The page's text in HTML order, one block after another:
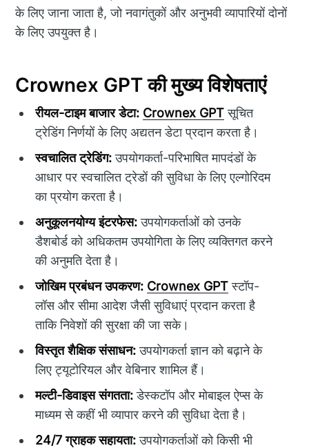
के लिए जाना जाता है, जो नवागंतुकों और अनुभवी व्यापारियों दोनों
के लिए उपयुक्त है।
Crownex GPT की मुख्य विशेषताएं
रीयल-टाइम बाजार डेटा: Crownex GPTसूचित
ट्रेडिंग निर्णयों के लिए अद्यतन डेटा प्रदान करता है।
स्वचालित ट्रेडिंग:उपयोगकर्ता-परिभाषित मापदंडों के
आधार पर स्वचालित ट्रेडों की सुविधा के लिए एल्गोरिदम
का प्रयोग करता है।
अनुकूलनयोग्य इंटरफेस:उपयोगकर्ताओं को उनके
डैशबोर्ड को अधिकतम उपयोगिता के लिए व्यक्तिगत करने
की अनुमति देता है।
जोखिम प्रबंधन उपकरण: Crownex GPTस्टॉप-
लॉस और सीमा आदेश जैसी सुविधाएं प्रदान करता है
ताकि निवेशों की सुरक्षा की जा सके।
विस्तृत शैक्षिक संसाधन:उपयोगकर्ता ज्ञान को बढ़ाने के
लिए ट्यूटोरियल और वेबिनार शामिल हैं।
मल्टी-डिवाइस संगतता:डेस्कटॉप और मोबाइल ऐप्स के
माध्यम से कहीं भी व्यापार करने की सुविधा देता है।
24/7 ग्राहक सहायता:उपयोगकर्ताओं को किसी भी